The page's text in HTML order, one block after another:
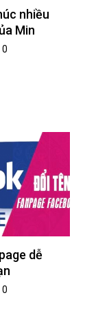
nhiều
Min
0
dễ
0